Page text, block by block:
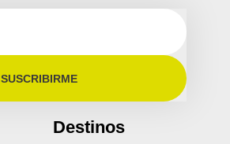
SUSCRIBIRME
Destinos